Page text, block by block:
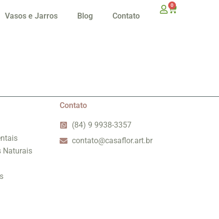
Vasos e Jarros Blog Contato
0
Naturais
Contato
(84) 9 9938-3357
contato@casaflor.art.br